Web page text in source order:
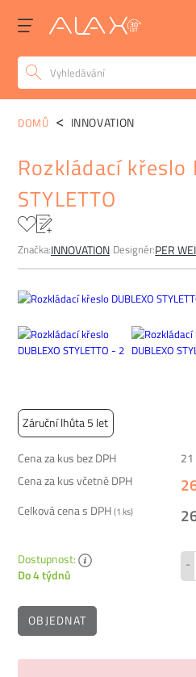
POPIS ALTERNATIVY
DOMŮ INNOVATION
Rozkládací křeslo
STYLETTO
Značka:INNOVATION Designér:PER
Záruční lhůta 5 let
Cena za kus bez DPH 21
Cena za kus včetně DPH
Celková cena s DPH(1ks)
Dostupnost:
Do 4 týdnů
-
OBJEDNAT